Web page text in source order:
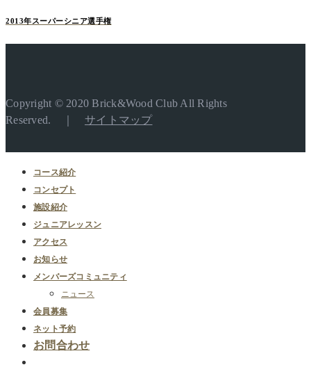
2013年スーパーシニア選手権
Copyright © 2020 Brick&Wood Club All Rights
Reserved. ｜ サイトマップ
コース紹介
コンセプト
施設紹介
ジュニアレッスン
アクセス
お知らせ
メンバーズコミュニティ
ニュース
会員募集
ネット予約
お問合わせ